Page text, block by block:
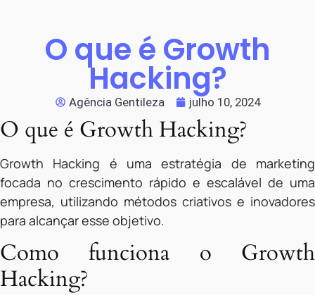
O que é Growth
Hacking?
Agência Gentileza julho 10, 2024
O que é Growth Hacking?
Growth Hacking é uma estratégia de marketing
focada no crescimento rápido e escalável de uma
empresa, utilizando métodos criativos e inovadores
para alcançar esse objetivo.
Como funciona o Growth
Hacking?